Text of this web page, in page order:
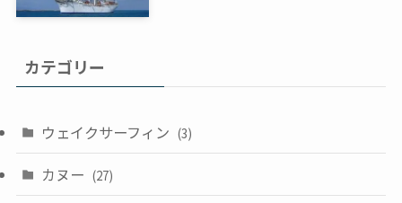
カテゴリー
ウェイクサーフィン (3)
カヌー (27)